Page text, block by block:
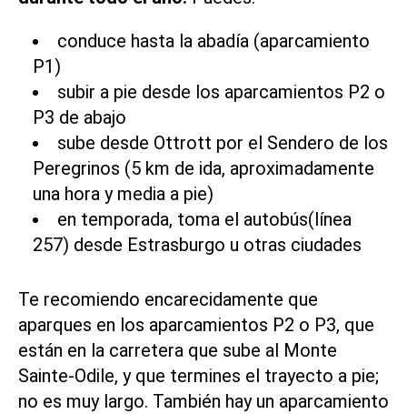
conduce hasta la abadía (aparcamiento
P1)
subir a pie desde los aparcamientos P2 o
P3 de abajo
sube desde Ottrott por el Sendero de los
Peregrinos (5 km de ida, aproximadamente
una hora y media a pie)
en temporada, toma el autobús(línea
257) desde Estrasburgo u otras ciudades
Te recomiendo encarecidamente que
aparques en los aparcamientos P2 o P3, que
están en la carretera que sube al Monte
Sainte-Odile, y que termines el trayecto a pie;
no es muy largo. También hay un aparcamiento